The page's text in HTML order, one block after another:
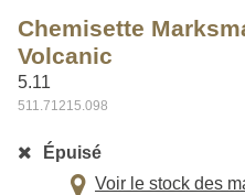
Chemisette
Volcanic
5.11
511.71215.098
Épuisé
Voir le stock des